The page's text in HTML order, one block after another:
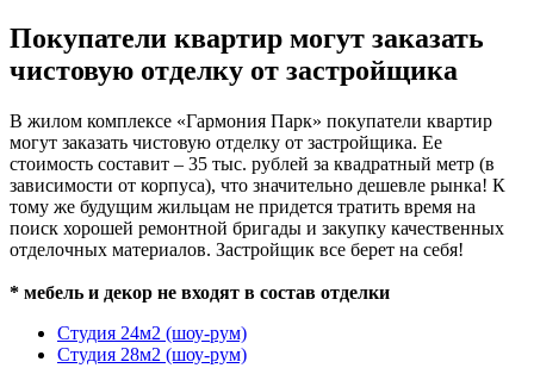
Покупатели квартир могут заказать
чистовую отделку от застройщика
В жилом комплексе «Гармония Парк» покупатели квартир
могут заказать чистовую отделку от застройщика. Ее
стоимость составит – 35 тыс. рублей за квадратный метр (в
зависимости от корпуса), что значительно дешевле рынка! К
тому же будущим жильцам не придется тратить время на
поиск хорошей ремонтной бригады и закупку качественных
отделочных материалов. Застройщик все берет на себя!
* мебель и декор не входят в состав отделки
Студия 24м2 (шоу-рум)
Студия 28м2 (шоу-рум)